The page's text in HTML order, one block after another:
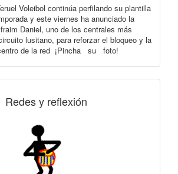
Voleibol continúa perfilando su plantilla
y este viernes ha anunciado la
Daniel, uno de los centrales más
lusitano, para reforzar el bloqueo y la
de la red ¡Pincha su foto!
Redes y reflexión